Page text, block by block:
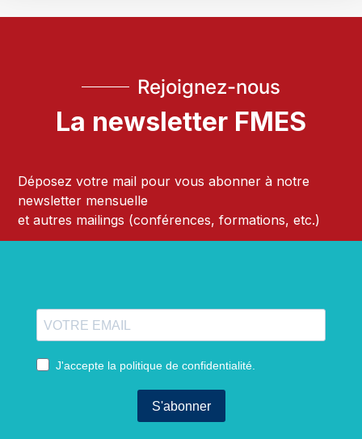
Rejoignez-nous
La newsletter FMES
Déposez votre mail pour vous abonner à notre
newsletter mensuelle
et autres mailings (conférences, formations, etc.)